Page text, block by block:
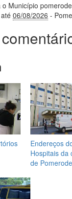
o Município
06/08/2026 -
Endereços
Hospitais da
de Pomerode